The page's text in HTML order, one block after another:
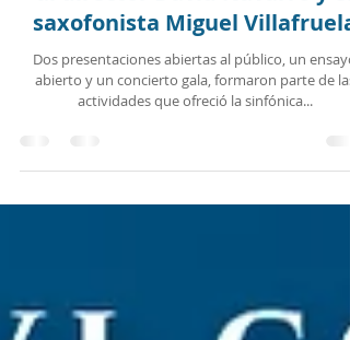
Elenco celebró a La Serena
al director David Navarro y el
saxofonista Miguel Villafruela
Dos presentaciones abiertas al público, un ensayo